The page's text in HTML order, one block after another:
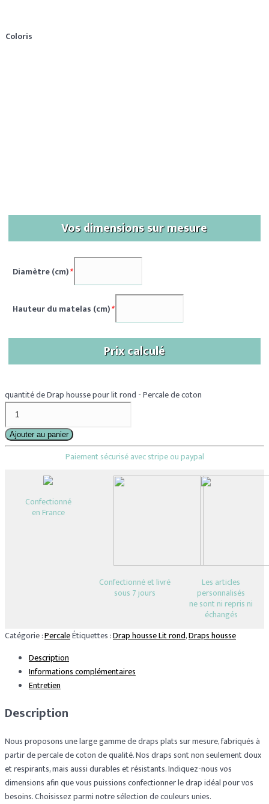
Coloris
Vos dimensions sur mesure
Diamètre (cm)*
Hauteur du matelas (cm)*
Prix calculé
quantité de Drap housse pour lit rond - Percale de coton
Ajouter au panier
Paiement sécurisé avec stripe ou paypal
Confectionné
en France
Confectionné et livré
sous 7 jours
Les articles
personnalisés
ne sont ni repris ni
échangés
Catégorie :PercaleÉtiquettes :Drap housse Lit rond,Draps housse
Description
Informations complémentaires
Entretien
Description
Nous proposons une large gamme de draps plats sur mesure, fabriqués à
partir de percale de coton de qualité. Nos draps sont non seulement doux
et respirants, mais aussi durables et résistants. Indiquez-nous vos
dimensions afin que vous puissions confectionner le drap idéal pour vos
besoins. Choisissez parmi notre sélection de couleurs unies.